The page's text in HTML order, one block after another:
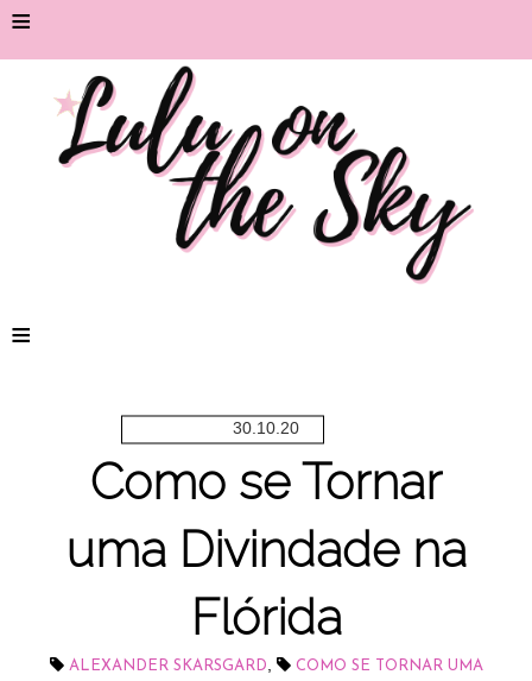
≡
≡
30.10.20
Como se Tornar
uma Divindade na
Flórida
ALEXANDER SKARSGARD,
COMO SE TORNAR UMA